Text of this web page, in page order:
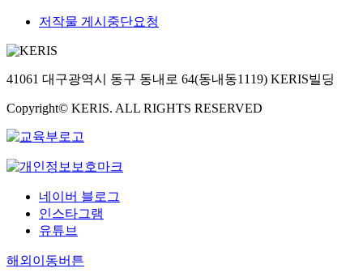
저작물 게시중단요청
41061 대구광역시 동구 동내로 64(동내동1119) KERIS빌딩
Copyright© KERIS. ALL RIGHTS RESERVED
네이버 블로그
인스타그램
유튜브
해외이동버튼